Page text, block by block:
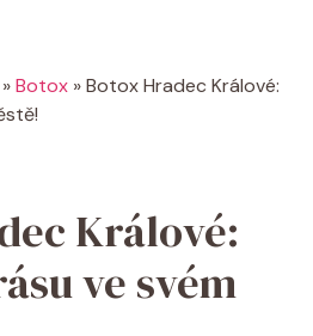
»Botox »Botox Hradec Králové:
Králové:
ve svém